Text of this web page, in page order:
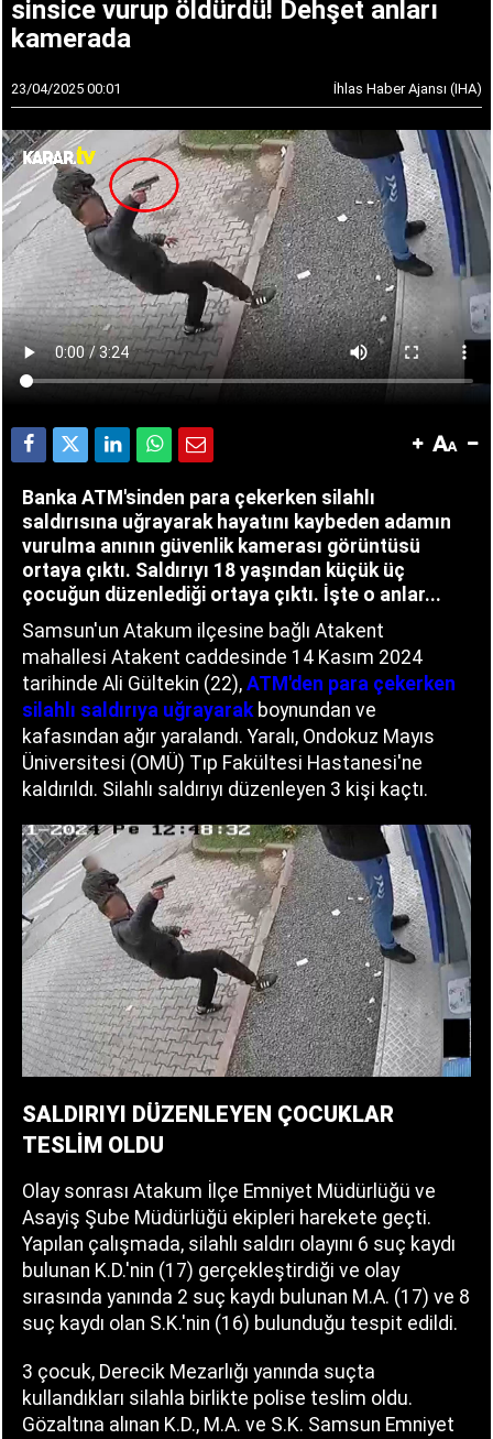
sinsice vurup öldürdü! Dehşet anları
kamerada
23/04/2025 00:01 İhlas Haber Ajansı (IHA)
Banka ATM'sinden para çekerken silahlı
saldırısına uğrayarak hayatını kaybeden adamın
vurulma anının güvenlik kamerası görüntüsü
ortaya çıktı. Saldırıyı 18 yaşından küçük üç
çocuğun düzenlediği ortaya çıktı. İşte o anlar...
Samsun'un Atakum ilçesine bağlı Atakent
mahallesi Atakent caddesinde 14 Kasım 2024
tarihinde Ali Gültekin (22), ATM'den para çekerken
silahlı saldırıya uğrayarak boynundan ve
kafasından ağır yaralandı. Yaralı, Ondokuz Mayıs
Üniversitesi (OMÜ) Tıp Fakültesi Hastanesi'ne
kaldırıldı. Silahlı saldırıyı düzenleyen 3 kişi kaçtı.
SALDIRIYI DÜZENLEYEN ÇOCUKLAR
TESLİM OLDU
Olay sonrası Atakum İlçe Emniyet Müdürlüğü ve
Asayiş Şube Müdürlüğü ekipleri harekete geçti.
Yapılan çalışmada, silahlı saldırı olayını 6 suç kaydı
bulunan K.D.'nin (17) gerçekleştirdiği ve olay
sırasında yanında 2 suç kaydı bulunan M.A. (17) ve 8
suç kaydı olan S.K.'nin (16) bulunduğu tespit edildi.
3 çocuk, Derecik Mezarlığı yanında suçta
kullandıkları silahla birlikte polise teslim oldu.
Gözaltına alınan K.D., M.A. ve S.K. Samsun Emniyet